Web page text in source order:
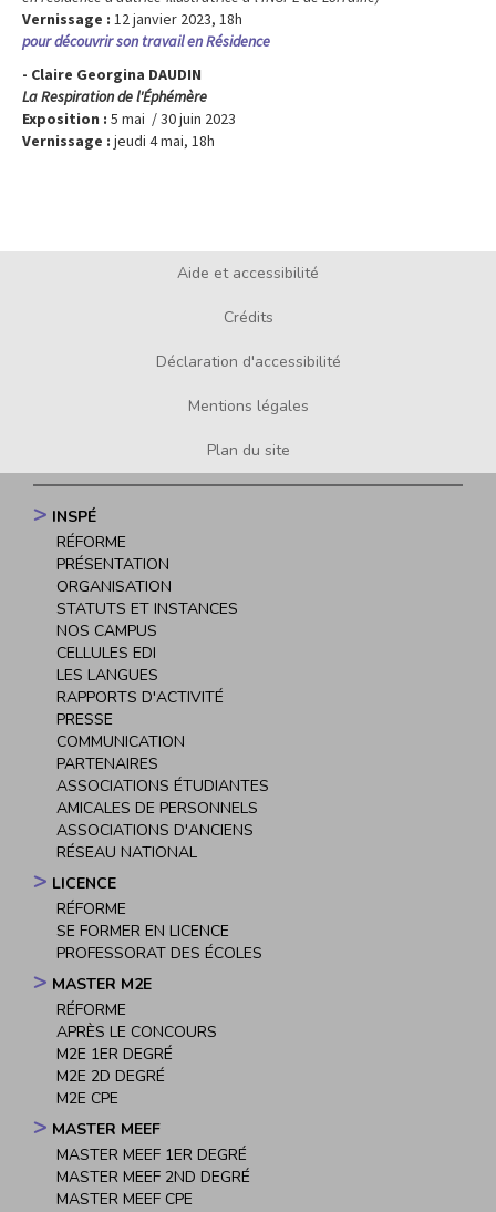
Vernissage : 12 janvier 2023, 18h
pour découvrir son travail en Résidence
- Claire Georgina DAUDIN
La Respiration de l'Éphémère
Exposition : 5 mai / 30 juin 2023
Vernissage : jeudi 4 mai, 18h
Aide et accessibilité
Crédits
Déclaration d'accessibilité
Mentions légales
Plan du site
Navigation
principale
INSPÉ
RÉFORME
PRÉSENTATION
ORGANISATION
STATUTS ET INSTANCES
NOS CAMPUS
CELLULES EDI
LES LANGUES
RAPPORTS D'ACTIVITÉ
PRESSE
COMMUNICATION
PARTENAIRES
ASSOCIATIONS ÉTUDIANTES
AMICALES DE PERSONNELS
ASSOCIATIONS D'ANCIENS
RÉSEAU NATIONAL
LICENCE
RÉFORME
SE FORMER EN LICENCE
PROFESSORAT DES ÉCOLES
MASTER M2E
RÉFORME
APRÈS LE CONCOURS
M2E 1ER DEGRÉ
M2E 2D DEGRÉ
M2E CPE
MASTER MEEF
MASTER MEEF 1ER DEGRÉ
MASTER MEEF 2ND DEGRÉ
MASTER MEEF CPE